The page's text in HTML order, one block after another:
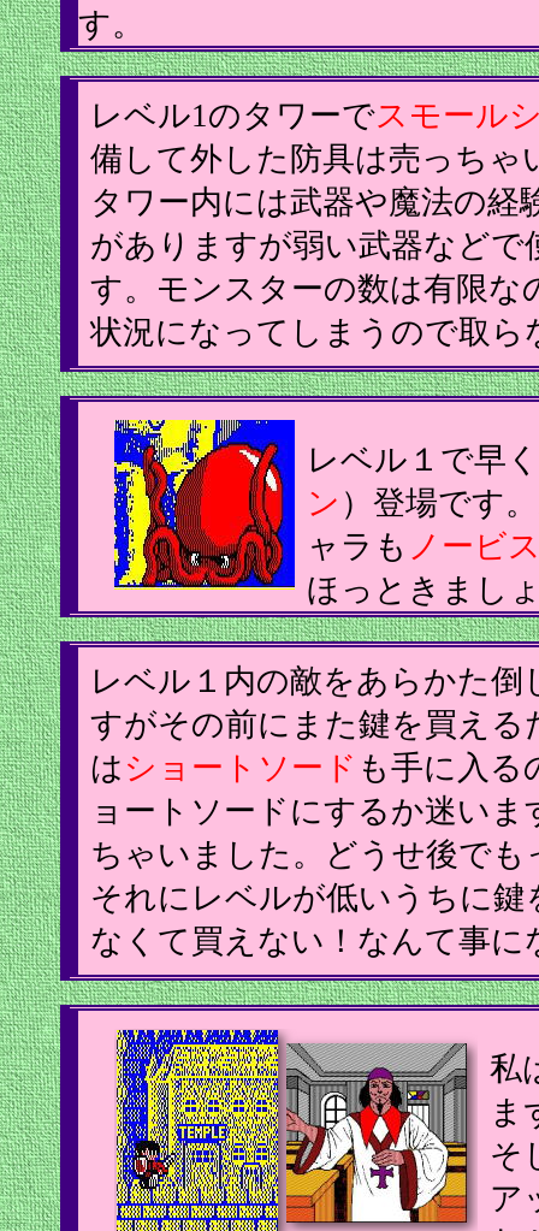
す。
レベル1のタワーでスモール
備して外した防具は売っち
タワー内には武器や魔法の経
がありますが弱い武器など
す。モンスターの数は有限な
状況になってしまうので取
レベル１で早
ン ）登場です
ャラも ノービ
ほっときまし
レベル１内の敵をあらかた
すがその前にまた鍵を買え
は ショートソード も手に入る
ョートソードにするか迷い
ちゃいました。どうせ後で
それにレベルが低いうちに
なくて買えない！なんて事
私
ま
そ
ア